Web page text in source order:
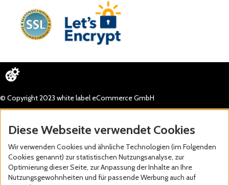
© Copyright 2023 white label eCommerce GmbH
Diese Webseite verwendet Cookies
Wir verwenden Cookies und ähnliche Technologien (im Folgenden
Cookies genannt) zur statistischen Nutzungsanalyse, zur
Optimierung dieser Seite, zur Anpassung der Inhalte an Ihre
Nutzungsgewohnheiten und für passende Werbung auch auf